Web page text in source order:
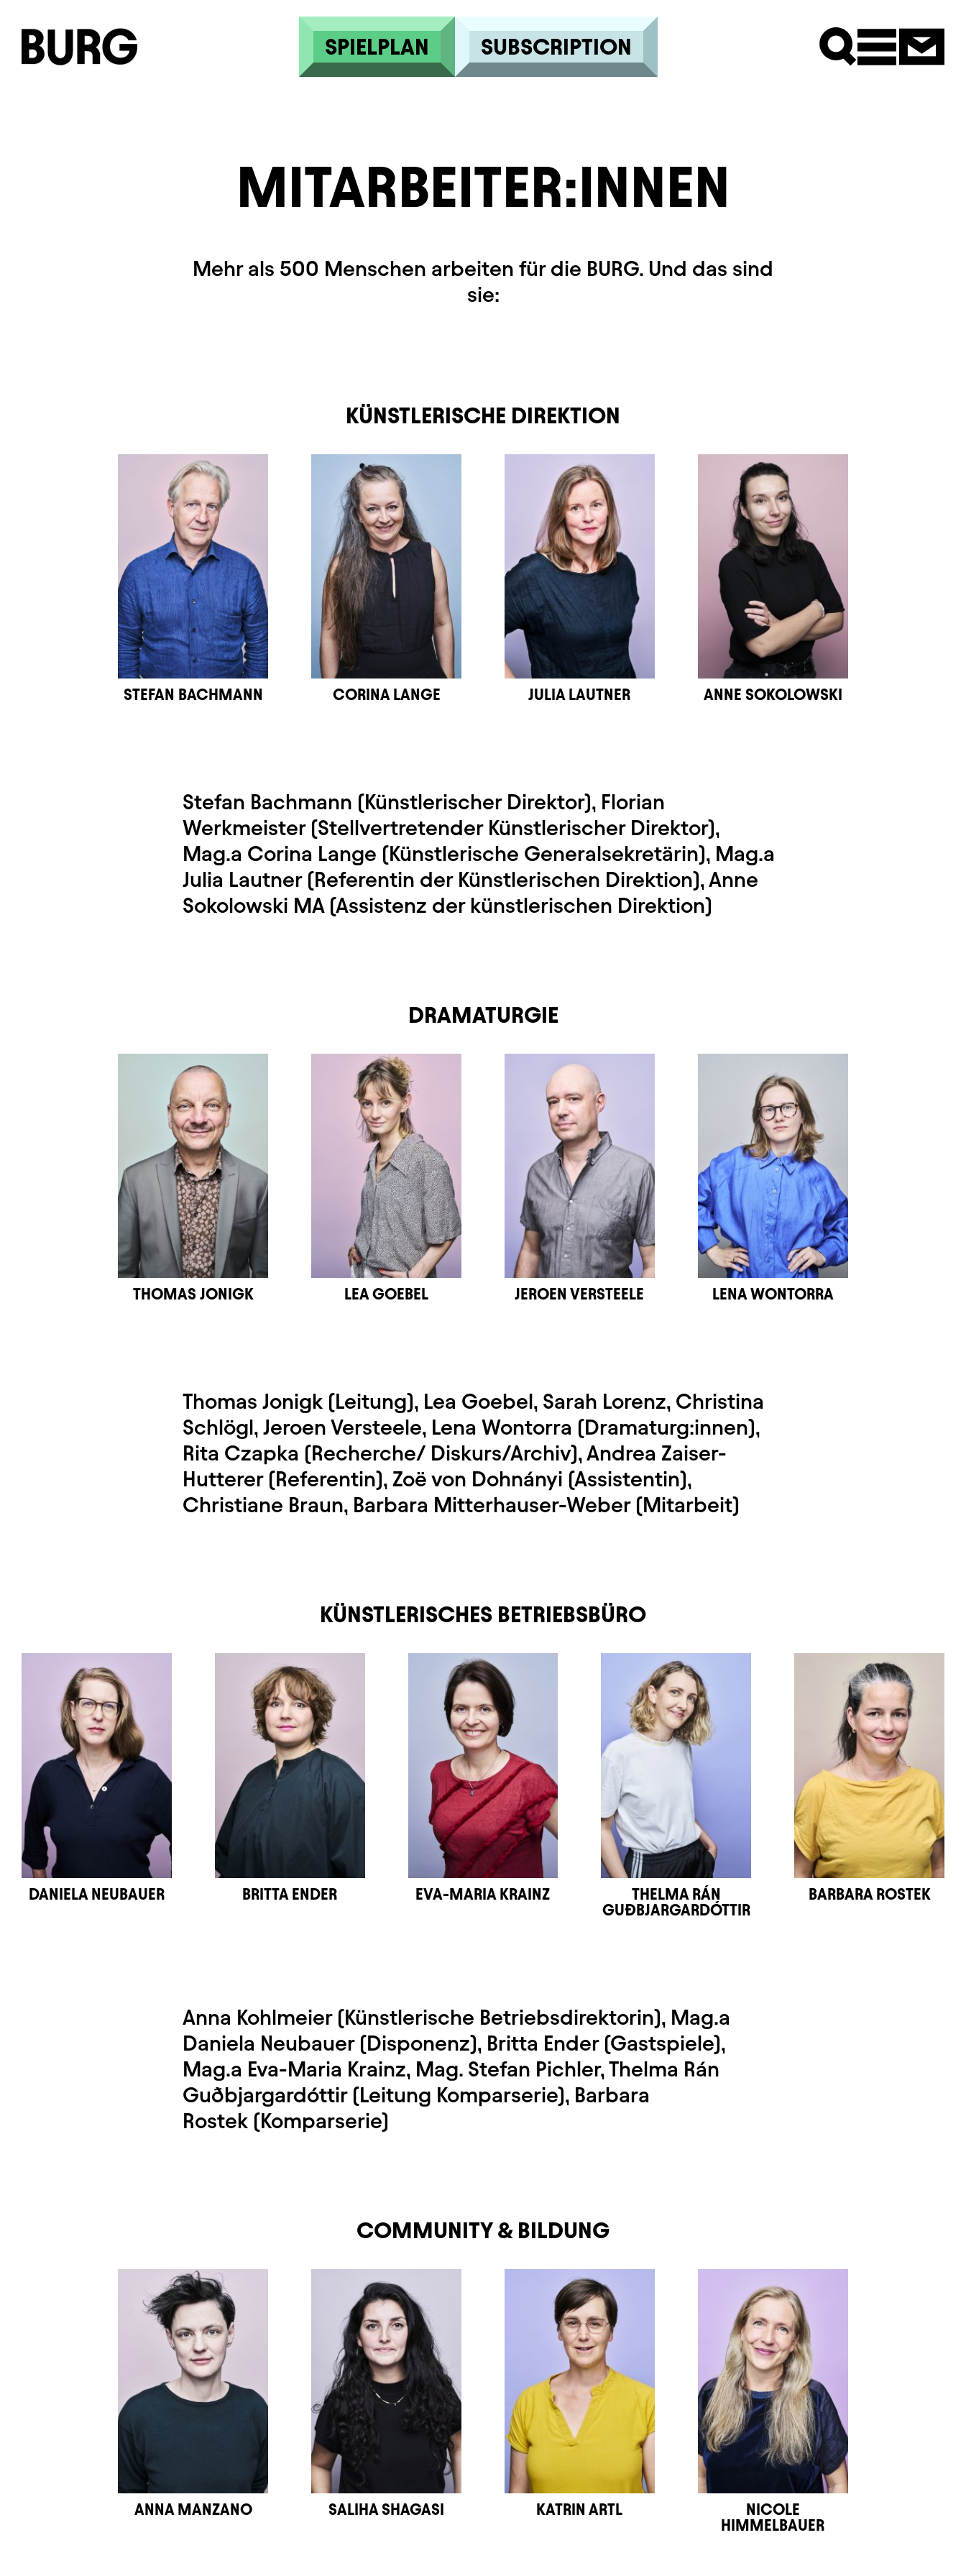
SPIELPLAN SUBSCRIPTION
MITARBEITER:INNEN
Mehr als 500 Menschen arbeiten für die BURG. Und das sind
sie:
KÜNSTLERISCHE DIREKTION
STEFAN BACHMANN CORINA LANGE JULIA LAUTNER ANNE SOKOLOWSKI
Stefan Bachmann (Künstlerischer Direktor), Florian
Werkmeister (Stellvertretender Künstlerischer Direktor),
Mag.a Corina Lange (Künstlerische Generalsekretärin), Mag.a
Julia Lautner (Referentin der Künstlerischen Direktion), Anne
Sokolowski MA (Assistenz der künstlerischen Direktion)
DRAMATURGIE
THOMAS JONIGK LEA GOEBEL JEROEN VERSTEELE LENA WONTORRA
Thomas Jonigk (Leitung), Lea Goebel, Sarah Lorenz, Christina
Schlögl, Jeroen Versteele, Lena Wontorra (Dramaturg:innen),
Rita Czapka (Recherche/ Diskurs/Archiv), Andrea Zaiser-
Hutterer (Referentin), Zoë von Dohnányi (Assistentin),
Christiane Braun, Barbara Mitterhauser-Weber (Mitarbeit)
KÜNSTLERISCHES BETRIEBSBÜRO
DANIELA NEUBAUER BRITTA ENDER EVA-MARIA KRAINZ
THELMA RÁN
GUÐBJARGARDÓTTIR
BARBARA ROSTEK
Anna Kohlmeier (Künstlerische Betriebsdirektorin), Mag.a
Daniela Neubauer (Disponenz), Britta Ender (Gastspiele),
Mag.a Eva-Maria Krainz, Mag. Stefan Pichler, Thelma Rán
Guðbjargardóttir (Leitung Komparserie), Barbara
Rostek (Komparserie)
COMMUNITY & BILDUNG
ANNA MANZANO SALIHA SHAGASI KATRIN ARTL
NICOLE
HIMMELBAUER